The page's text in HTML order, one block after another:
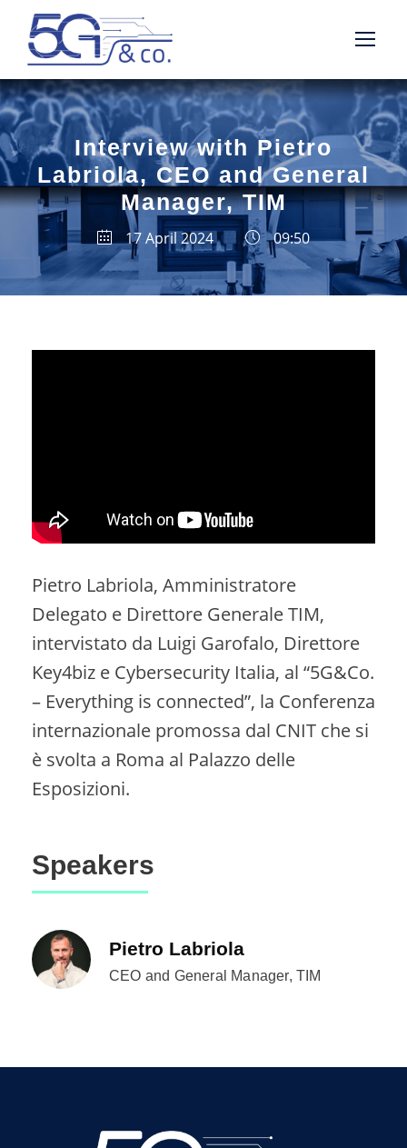
Interview with Pietro
Labriola, CEO and General
Manager, TIM
17 April 2024 09:50
Pietro Labriola, Amministratore
Delegato e Direttore Generale TIM,
intervistato da Luigi Garofalo, Direttore
Key4biz e Cybersecurity Italia, al “5G&Co.
– Everything is connected”, la Conferenza
internazionale promossa dal CNIT che si
è svolta a Roma al Palazzo delle
Esposizioni.
Speakers
Pietro Labriola
CEO and General Manager, TIM